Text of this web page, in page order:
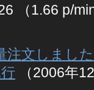
（1.66 p/min
注文しました
（2006年